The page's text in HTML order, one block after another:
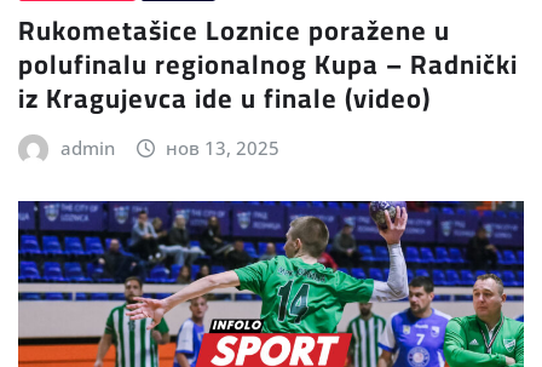
Rukometašice Loznice poražene u
polufinalu regionalnog Kupa – Radnički
iz Kragujevca ide u finale (video)
admin нов 13, 2025